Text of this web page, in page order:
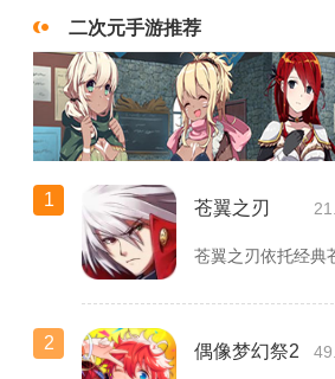
二次元手游推荐
1 苍翼之刃
2 偶像梦幻祭2